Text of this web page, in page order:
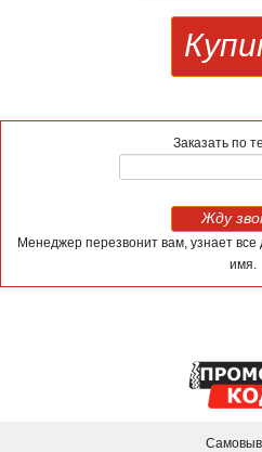
Заказать по
Жду
Менеджер перезвонит вам, узнает
имя.